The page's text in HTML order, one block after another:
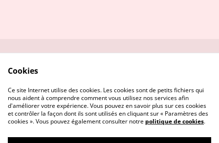
confidentialité
Politique de cookies
Cookies
Ce site Internet utilise des cookies. Les cookies sont de petits fichiers qui
nous aident à comprendre comment vous utilisez nos services afin
d'améliorer votre expérience. Vous pouvez en savoir plus sur ces cookies
et contrôler la façon dont ils sont utilisés en cliquant sur « Paramètres des
cookies ». Vous pouvez également consulter notre politique de cookies.